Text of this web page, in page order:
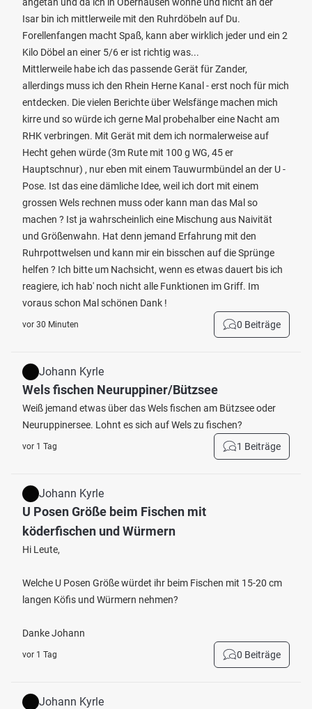
Isar bin ich mittlerweile mit den Ruhrdöbeln auf Du.
Forellenfangen macht Spaß, kann aber wirklich jeder und ein 2
Kilo Döbel an einer 5/6 er ist richtig was...
Mittlerweile habe ich das passende Gerät für Zander,
allerdings muss ich den Rhein Herne Kanal - erst noch für mich
entdecken. Die vielen Berichte über Welsfänge machen mich
kirre und so würde ich gerne Mal probehalber eine Nacht am
RHK verbringen. Mit Gerät mit dem ich normalerweise auf
Hecht gehen würde (3m Rute mit 100 g WG, 45 er
Hauptschnur) , nur eben mit einem Tauwurmbündel an der U -
Pose. Ist das eine dämliche Idee, weil ich dort mit einem
grossen Wels rechnen muss oder kann man das Mal so
machen ? Ist ja wahrscheinlich eine Mischung aus Naivität
und Größenwahn. Hat denn jemand Erfahrung mit den
Ruhrpottwelsen und kann mir ein bisschen auf die Sprünge
helfen ? Ich bitte um Nachsicht, wenn es etwas dauert bis ich
reagiere, ich hab' noch nicht alle Funktionen im Griff. Im
voraus schon Mal schönen Dank !
vor 30 Minuten 0 Beiträge
Johann Kyrle
Wels fischen Neuruppiner/Bützsee
Weiß jemand etwas über das Wels fischen am Bützsee oder
Neuruppinersee. Lohnt es sich auf Wels zu fischen?
vor 1 Tag 1 Beiträge
Johann Kyrle
U Posen Größe beim Fischen mit
köderfischen und Würmern
Hi Leute,
Welche U Posen Größe würdet ihr beim Fischen mit 15-20 cm
langen Köfis und Würmern nehmen?
Danke Johann
vor 1 Tag 0 Beiträge
Johann Kyrle